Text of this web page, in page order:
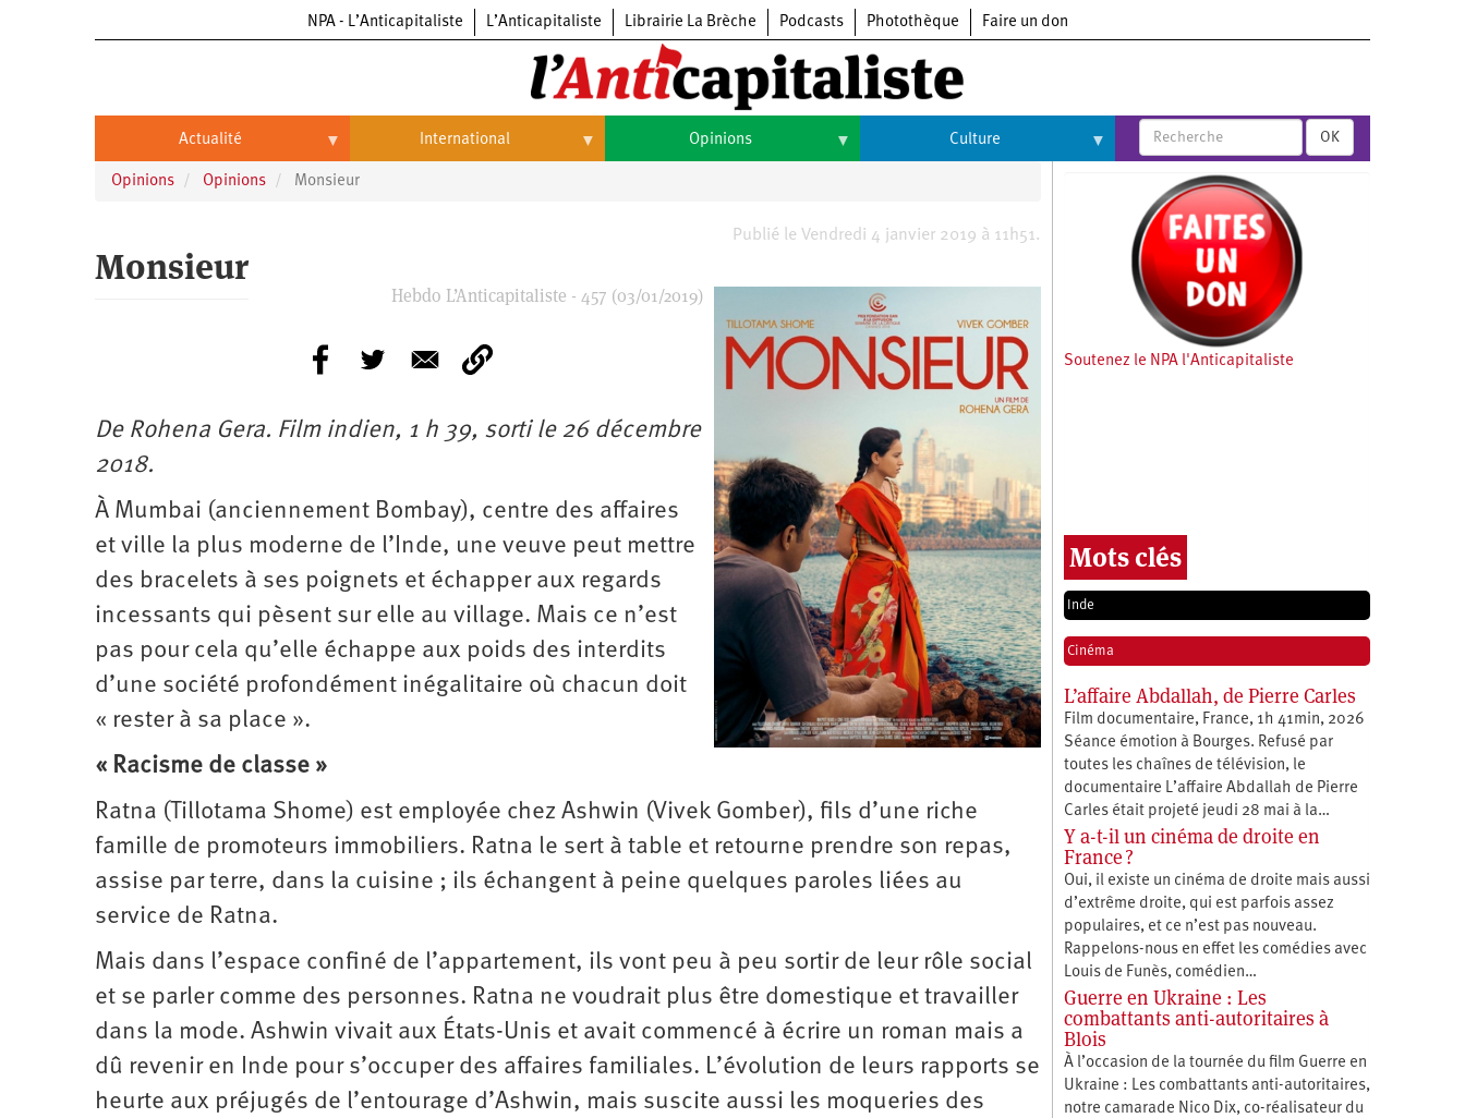
NPA - L’Anticapitaliste L’Anticapitaliste Librairie La Brèche Podcasts Photothèque Faire un don
Actualité
Actualité
Entreprises
Aéronautique
Commerce
Hôpitaux
SNCF
publics
Antiracisme
Féminisme
LGBTI
Écologie
Éducation
Santé
Vidéos
mon
International
Continents
Continents
Amérique
du
Nord
Amérique
latine
Europe
Moyen-
Opinions Culture
Arts
Expositions
Livres
OK
Opinions Opinions Monsieur
Publié le Vendredi 4 janvier 2019 à 11h51.
Monsieur
Hebdo L’Anticapitaliste - 457 (03/01/2019)
De Rohena Gera. Film indien, 1 h 39, sorti le 26 décembre
2018.
À Mumbai (anciennement Bombay), centre des affaires
et ville la plus moderne de l’Inde, une veuve peut mettre
des bracelets à ses poignets et échapper aux regards
incessants qui pèsent sur elle au village. Mais ce n’est
pas pour cela qu’elle échappe aux poids des interdits
d’une société profondément inégalitaire où chacun doit
« rester à sa place ».
« Racisme de classe »
Ratna (Tillotama Shome) est employée chez Ashwin (Vivek Gomber), fils d’une riche
famille de promoteurs immobiliers. Ratna le sert à table et retourne prendre son repas,
assise par terre, dans la cuisine ; ils échangent à peine quelques paroles liées au
service de Ratna.
Mais dans l’espace confiné de l’appartement, ils vont peu à peu sortir de leur rôle social
et se parler comme des personnes. Ratna ne voudrait plus être domestique et travailler
dans la mode. Ashwin vivait aux États-Unis et avait commencé à écrire un roman mais a
dû revenir en Inde pour s’occuper des affaires familiales. L’évolution de leurs rapports se
heurte aux préjugés de l’entourage d’Ashwin, mais suscite aussi les moqueries des
Soutenez le NPA l'Anticapitaliste
Mots clés
Inde
Cinéma
L’affaire Abdallah, de Pierre Carles
Film documentaire, France, 1h 41min, 2026
Séance émotion à Bourges. Refusé par
toutes les chaînes de télévision, le
documentaire L’affaire Abdallah de Pierre
Carles était projeté jeudi 28 mai à la…
Y a-t-il un cinéma de droite en
France ?
Oui, il existe un cinéma de droite mais aussi
d’extrême droite, qui est parfois assez
populaires, et ce n’est pas nouveau.
Rappelons-nous en effet les comédies avec
Louis de Funès, comédien…
Guerre en Ukraine : Les
combattants anti-autoritaires à
Blois
À l’occasion de la tournée du film Guerre en
Ukraine : Les combattants anti-autoritaires,
notre camarade Nico Dix, co-réalisateur du